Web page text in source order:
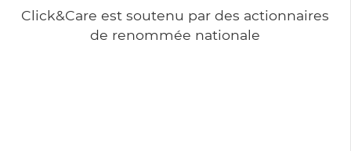
Click&Care est soutenu par des actionnaires
de renommée nationale